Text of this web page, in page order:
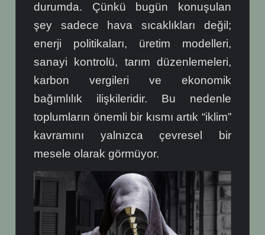
durumda. Çünkü bugün konuşulan
şey sadece hava sıcaklıkları değil;
enerji politikaları, üretim modelleri,
sanayi kontrolü, tarım düzenlemeleri,
karbon vergileri ve ekonomik
bağımlılık ilişkileridir. Bu nedenle
toplumların önemli bir kısmı artık “iklim”
kavramını yalnızca çevresel bir
mesele olarak görmüyor.